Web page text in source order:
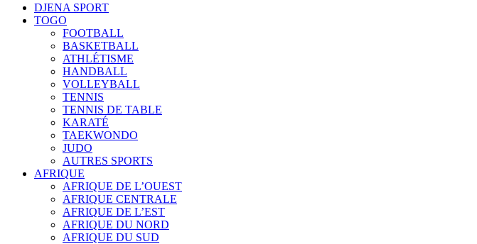
DJENA SPORT
TOGO
FOOTBALL
BASKETBALL
ATHLÉTISME
HANDBALL
VOLLEYBALL
TENNIS
TENNIS DE TABLE
KARATÉ
TAEKWONDO
JUDO
AUTRES SPORTS
AFRIQUE
AFRIQUE DE L’OUEST
AFRIQUE CENTRALE
AFRIQUE DE L’EST
AFRIQUE DU NORD
AFRIQUE DU SUD